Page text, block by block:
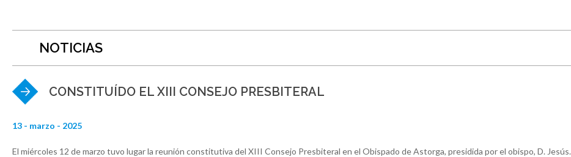
NOTICIAS
CONSTITUÍDO EL XIII CONSEJO PRESBITERAL
13 - marzo - 2025
El miércoles 12 de marzo tuvo lugar la reunión constitutiva del XIII Consejo Presbiteral en el Obispado de Astorga, presidida por el obispo, D. Jesús.